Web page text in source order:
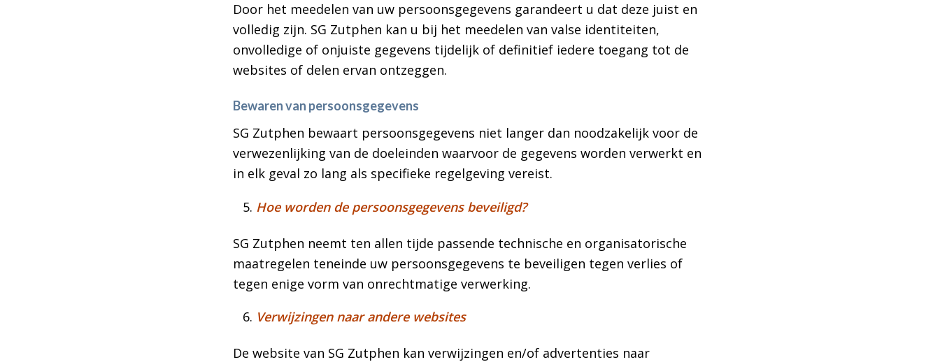
Door het meedelen van uw persoonsgegevens garandeert u dat deze juist en
volledig zijn. SG Zutphen kan u bij het meedelen van valse identiteiten,
onvolledige of onjuiste gegevens tijdelijk of definitief iedere toegang tot de
websites of delen ervan ontzeggen.
Bewaren van persoonsgegevens
SG Zutphen bewaart persoonsgegevens niet langer dan noodzakelijk voor de
verwezenlijking van de doeleinden waarvoor de gegevens worden verwerkt en
in elk geval zo lang als specifieke regelgeving vereist.
Hoe worden de persoonsgegevens beveiligd?
SG Zutphen neemt ten allen tijde passende technische en organisatorische
maatregelen teneinde uw persoonsgegevens te beveiligen tegen verlies of
tegen enige vorm van onrechtmatige verwerking.
Verwijzingen naar andere websites
De website van SG Zutphen kan verwijzingen en/of advertenties naar